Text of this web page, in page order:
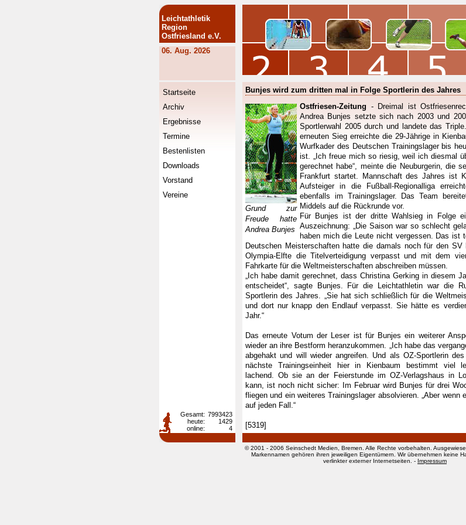
Leichtathletik
Region
Ostfriesland e.V.
06. Aug. 2026
Startseite
Archiv
Ergebnisse
Termine
Bestenlisten
Downloads
Vorstand
Vereine
Bunjes wird zum dritten mal in Folge Sportlerin des Jahres
Grund zur
Freude hatte
Andrea Bunjes
Ostfriesen-Zeitung - Dreimal ist
Andrea Bunjes setzte sich nach 2003 und
Sportlerwahl 2005 durch und landete das
erneuten Sieg erreichte die 29-Jährige in
Wurfkader des Deutschen Trainingslager bis
ist. „Ich freue mich so riesig, weil ich diesmal
gerechnet habe“, meinte die Neuburgerin, die
Frankfurt startet. Mannschaft des Jahres ist
Aufsteiger in die Fußball-Regionalliga
ebenfalls im Trainingslager. Das Team
Middels auf die Rückrunde vor.
Für Bunjes ist der dritte Wahlsieg in Folge
Auszeichnung: „Die Saison war so schlecht
haben mich die Leute nicht vergessen. Das ist
Deutschen Meisterschaften hatte die damals noch für den SV
Olympia-Elfte die Titelverteidigung verpasst und mit dem
Fahrkarte für die Weltmeisterschaften abschreiben müssen.
„Ich habe damit gerechnet, dass Christina Gerking in diesem
entscheidet“, sagte Bunjes. Für die Leichtathletin war die
Sportlerin des Jahres. „Sie hat sich schließlich für die
und dort nur knapp den Endlauf verpasst. Sie hätte es
Jahr.“
Das erneute Votum der Leser ist für Bunjes ein weiterer
wieder an ihre Bestform heranzukommen. „Ich habe das
abgehakt und will wieder angreifen. Und als OZ-Sportlerin
nächste Trainingseinheit hier in Kienbaum bestimmt viel
lachend. Ob sie an der Feierstunde im OZ-Verlagshaus in
kann, ist noch nicht sicher: Im Februar wird Bunjes für drei
fliegen und ein weiteres Trainingslager absolvieren. „Aber wenn
auf jeden Fall.“
[5319]
Gesamt: 7993423
heute:
1429
online:
4
© 2001 - 2006 Seinschedt Medien, Bremen. Alle Rechte vorbehalten.
Markennamen gehören ihren jeweiligen Eigentümern. Wir übernehmen keine
verlinkter externer Internetseiten. - Impressum